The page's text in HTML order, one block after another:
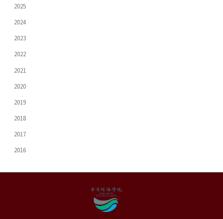
2025
2024
2023
2022
2021
2020
2019
2018
2017
2016